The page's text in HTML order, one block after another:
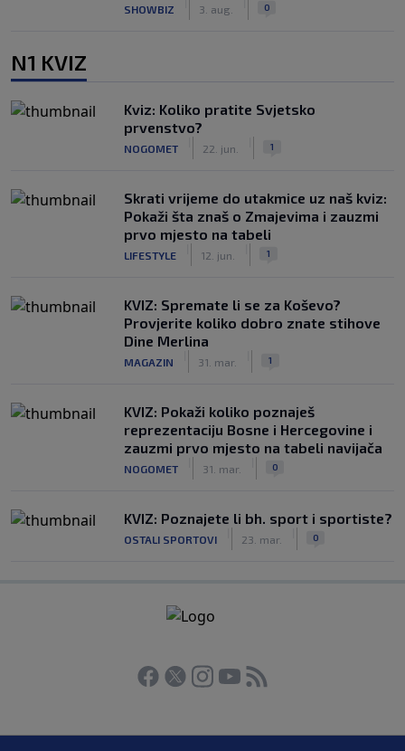
SHOWBIZ 3. aug. 0
N1 KVIZ
Kviz: Koliko pratite Svjetsko
prvenstvo?
NOGOMET 22. jun. 1
Skrati vrijeme do utakmice uz naš kviz:
Pokaži šta znaš o Zmajevima i zauzmi
prvo mjesto na tabeli
LIFESTYLE 12. jun. 1
KVIZ: Spremate li se za Koševo?
Provjerite koliko dobro znate stihove
Dine Merlina
MAGAZIN 31. mar. 1
KVIZ: Pokaži koliko poznaješ
reprezentaciju Bosne i Hercegovine i
zauzmi prvo mjesto na tabeli navijača
NOGOMET 31. mar. 0
KVIZ: Poznajete li bh. sport i sportiste?
OSTALI SPORTOVI 23. mar. 0